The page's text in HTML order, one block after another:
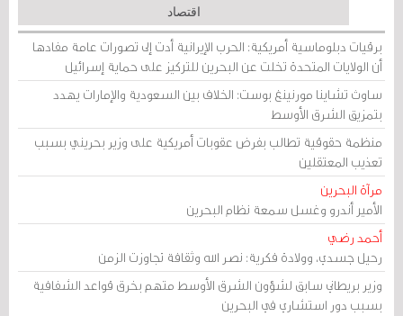
اقتصاد
برقيات دبلوماسية أمريكية: الحرب الإيرانية أدت إلى تصورات عامة مفادها
أن الولايات المتحدة تخلت عن البحرين للتركيز على حماية إسرائيل
ساوث تشاينا مورنينغ بوست: الخلاف بين السعودية والإمارات يهدد
بتمزيق الشرق الأوسط
منظمة حقوقية تطالب بفرض عقوبات أمريكية على وزير بحريني بسبب
تعذيب المعتقلين
مرآة البحرين
الأمير أندرو وغسل سمعة نظام البحرين
أحمد رضي
رحيل جسدي، وولادة فكرية: نصر الله وثقافة تجاوزت الزمن
وزير بريطاني سابق لشؤون الشرق الأوسط متهم بخرق قواعد الشفافية
بسبب دور استشاري في البحرين